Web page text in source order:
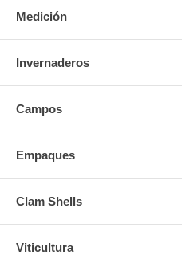
Medición
Invernaderos
Campos
Empaques
Clam Shells
Viticultura